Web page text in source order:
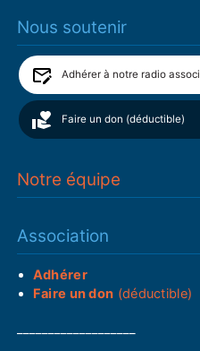
Nous soutenir
Adhérer à notre radio
Faire un don (déductible)
Notre équipe
Association
Adhérer
Faire un don (déductible)